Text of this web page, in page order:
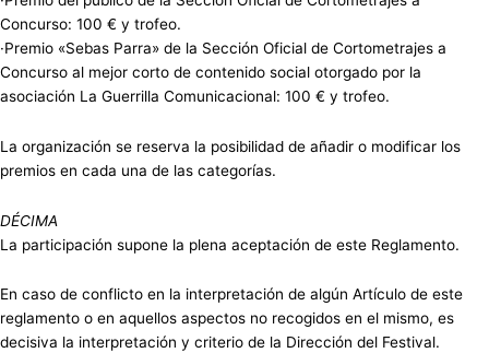
Concurso: 100 € y trofeo.
·Premio «Sebas Parra» de la Sección Oficial de Cortometrajes a
Concurso al mejor corto de contenido social otorgado por la
asociación La Guerrilla Comunicacional: 100 € y trofeo.
La organización se reserva la posibilidad de añadir o modificar los
premios en cada una de las categorías.
DÉCIMA
La participación supone la plena aceptación de este Reglamento.
En caso de conflicto en la interpretación de algún Artículo de este
reglamento o en aquellos aspectos no recogidos en el mismo, es
decisiva la interpretación y criterio de la Dirección del Festival.